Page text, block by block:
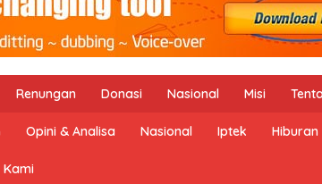
Renungan Donasi Nasional Misi
Opini & Analisa Nasional Iptek Hiburan
Kami